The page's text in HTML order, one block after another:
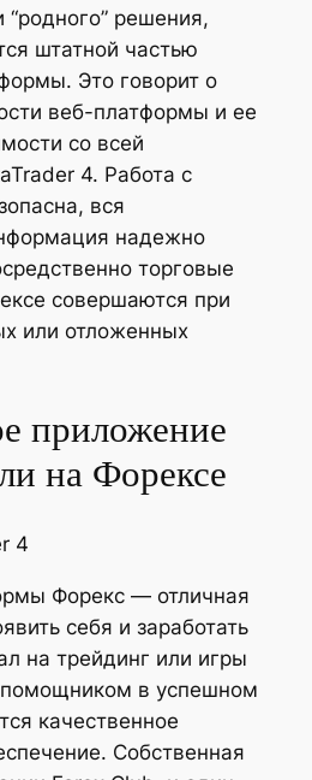
решения,
штатной частью
Это говорит о
веб-платформы и ее
со всей
4. Работа с
вся
надежно
торговые
совершаются при
или отложенных
приложение
на Форексе
Форекс — отличная
себя и заработать
на трейдинг или игры
в успешном
качественное
Собственная